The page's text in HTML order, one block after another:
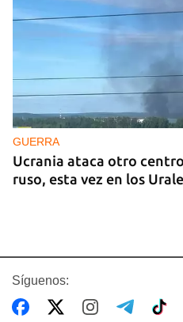
GUERRA
Ucrania ataca otro
ruso, esta vez en los
Síguenos: